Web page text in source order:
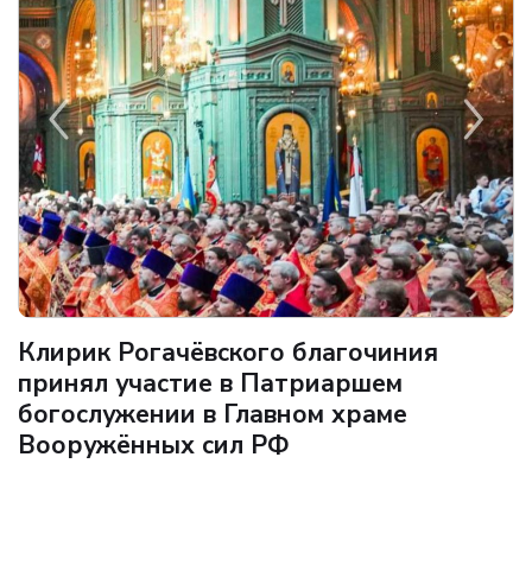
Клирик Рогачёвского благочиния
принял участие в Патриаршем
богослужении в Главном храме
Вооружённых сил РФ